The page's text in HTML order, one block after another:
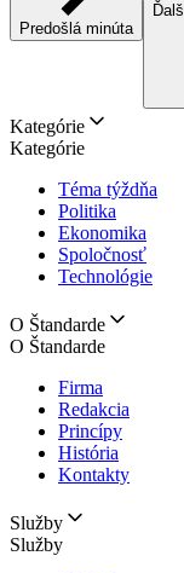
Predošlá minúta
Kategórie
Kategórie
Téma týždňa
Politika
Ekonomika
Spoločnosť
Technológie
O Štandarde
O Štandarde
Firma
Redakcia
Princípy
História
Kontakty
Služby
Služby